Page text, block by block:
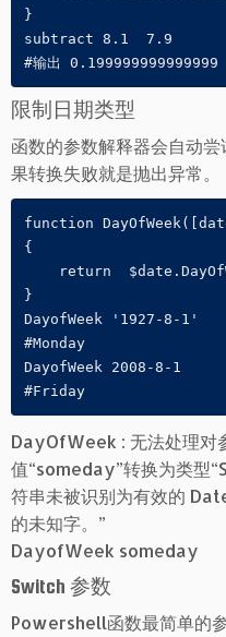
}
subtract 8.1  7.9
#输出 0.199999999999999
限制日期类型
函数的参数解释器会自动
果转换失败就是抛出异常。
function
{
return
}
DayofWeek '1927-8-1'
#Monday
DayofWeek 2008-8-1
#Friday
DayOfWeek : 无法处理对
值“someday”转换为类型
符串未被识别为有效的
的未知字。”
DayofWeek someday
Switch 参数
Powershell函数最简单的